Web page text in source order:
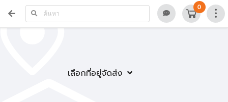
เลือกที่อยู่จัดส่ง
0